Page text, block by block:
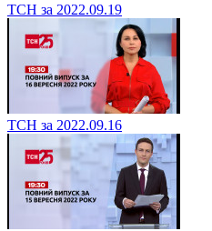
ТСН за 2022.09.19
ТСН за 2022.09.16